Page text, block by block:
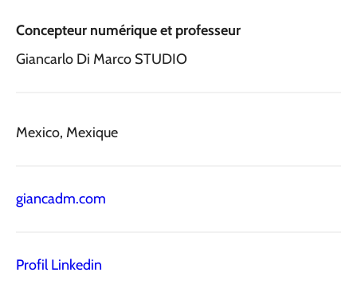
Concepteur numérique et professeur
Giancarlo Di Marco STUDIO
Mexico, Mexique
giancadm.com
Profil Linkedin